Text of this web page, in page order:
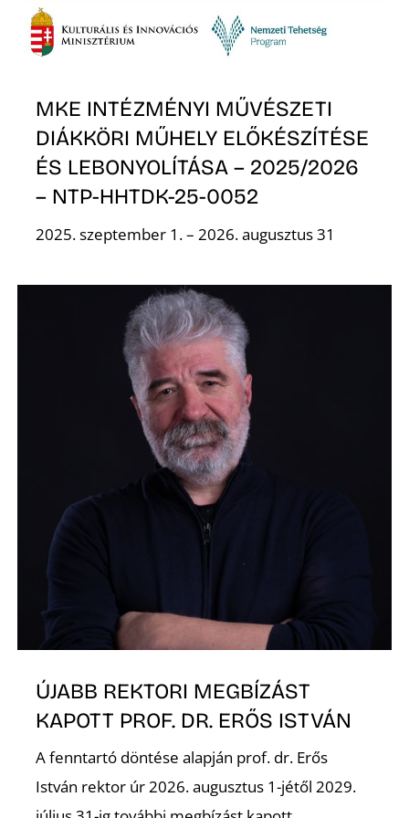
MKE INTÉZMÉNYI MŰVÉSZETI
DIÁKKÖRI MŰHELY ELŐKÉSZÍTÉSE
ÉS LEBONYOLÍTÁSA – 2025/2026
– NTP-HHTDK-25-0052
2025. szeptember 1. – 2026. augusztus 31
ÚJABB REKTORI MEGBÍZÁST
KAPOTT PROF. DR. ERŐS ISTVÁN
A fenntartó döntése alapján prof. dr. Erős
István rektor úr 2026. augusztus 1-jétől 2029.